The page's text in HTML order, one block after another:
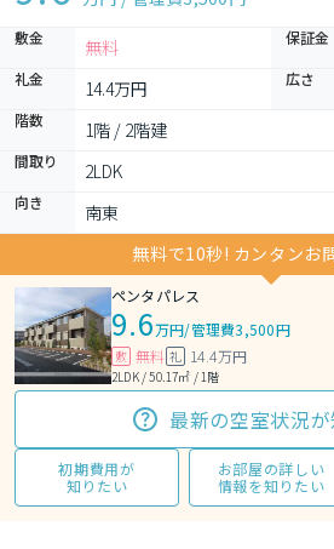
敷金 無料 保証金
礼金 14.4万円 広さ
階数 1階 / 2階建
間取り 2LDK
向き
南東
無料で10秒! カンタンお
ペンタパレス
9.6万円/管理費3,500円
敷 無料 礼 14.4万円
2LDK / 50.17㎡ / 1階
最新の空室状況
初期費用が
知りたい
お部屋の詳しい
情報を知りたい